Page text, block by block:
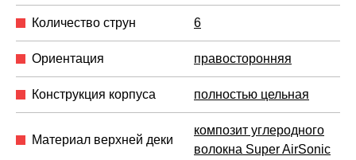
Количество струн 6
Ориентация правосторонняя
Конструкция корпуса полностью цельная
Материал верхней деки
композит углеродного
волокна Super AirSonic